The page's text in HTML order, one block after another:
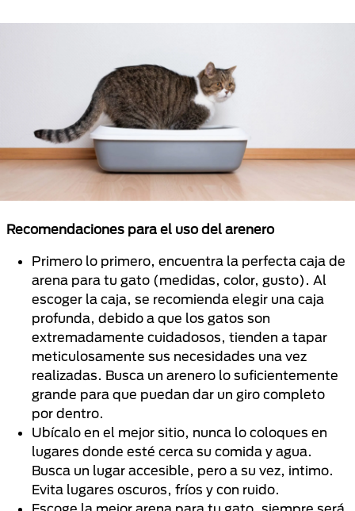
Recomendaciones para el uso del arenero
Primero lo primero, encuentra la perfecta caja de
arena para tu gato (medidas, color, gusto). Al
escoger la caja, se recomienda elegir una caja
profunda, debido a que los gatos son
extremadamente cuidadosos, tienden a tapar
meticulosamente sus necesidades una vez
realizadas. Busca un arenero lo suficientemente
grande para que puedan dar un giro completo
por dentro.
Ubícalo en el mejor sitio, nunca lo coloques en
lugares donde esté cerca su comida y agua.
Busca un lugar accesible, pero a su vez, intimo.
Evita lugares oscuros, fríos y con ruido.